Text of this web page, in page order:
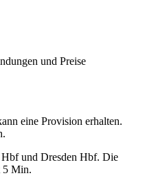
und Preise
eine Provision erhalten.
und Dresden Hbf. Die
5 Min.